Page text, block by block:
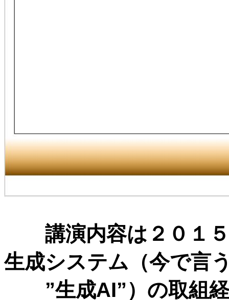
講演内容は２０１５
生成システム（今で言
”生成AI”）の取組経